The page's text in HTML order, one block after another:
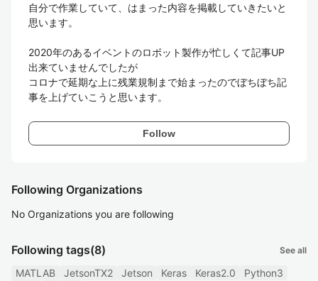
自分で作業していて、はまった内容を掲載していきたいと
思います。
2020年のあるイベントのロボット製作が忙しくて記事UP
出来ていませんでしたが
コロナで延期な上に残業規制まで始まったのでぼちぼち記
事を上げていこうと思います。
Follow
Following Organizations
No Organizations you are following
Following tags(8) See all
MATLAB JetsonTX2 Jetson Keras Keras2.0
Python3